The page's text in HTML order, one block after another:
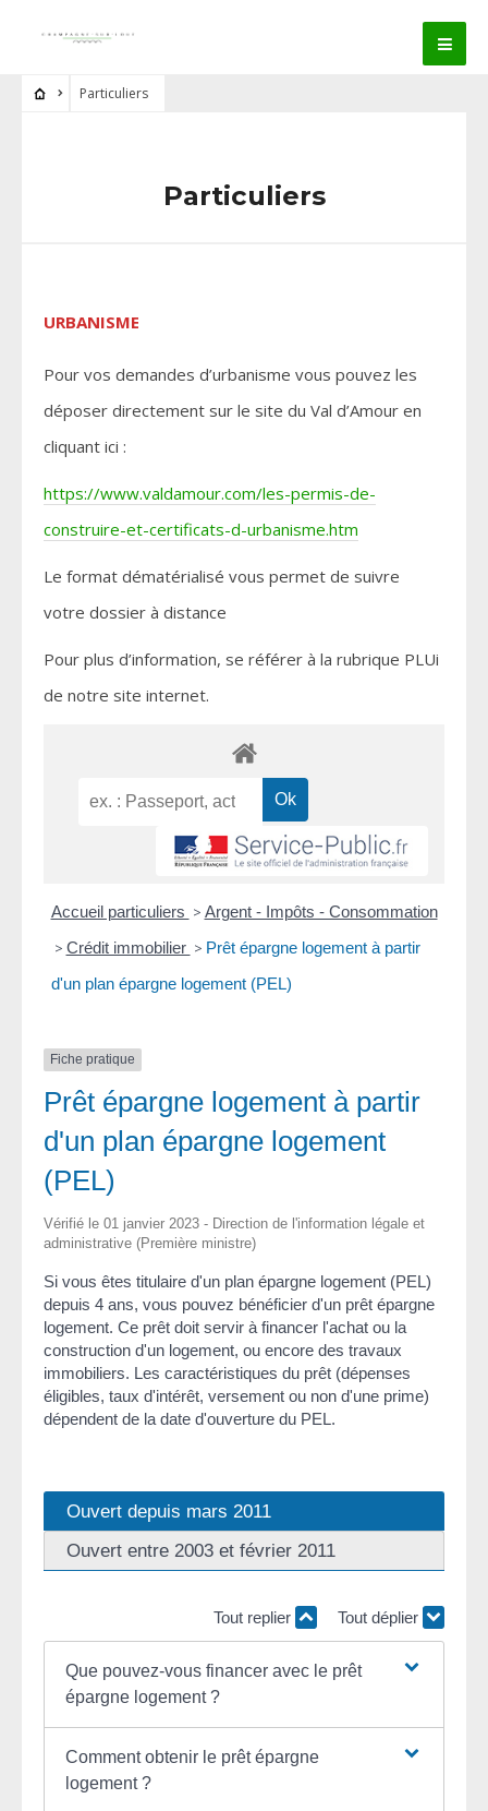
Particuliers
Particuliers
URBANISME
Pour vos demandes d’urbanisme vous pouvez les
déposer directement sur le site du Val d’Amour en
cliquant ici :
https://www.valdamour.com/les-permis-de-
construire-et-certificats-d-urbanisme.htm
Le format dématérialisé vous permet de suivre
votre dossier à distance
Pour plus d’information, se référer à la rubrique PLUi
de notre site internet.
Accueil particuliers > Argent - Impôts - Consommation
> Crédit immobilier > Prêt épargne logement à partir
d'un plan épargne logement (PEL)
Fiche pratique
Prêt épargne logement à partir
d'un plan épargne logement
(PEL)
Vérifié le 01 janvier 2023 - Direction de l'information légale et
administrative (Première ministre)
Si vous êtes titulaire d'un plan épargne logement (PEL)
depuis 4 ans, vous pouvez bénéficier d'un prêt épargne
logement. Ce prêt doit servir à financer l'achat ou la
construction d'un logement, ou encore des travaux
immobiliers. Les caractéristiques du prêt (dépenses
éligibles, taux d'intérêt, versement ou non d'une prime)
dépendent de la date d'ouverture du PEL.
Ouvert depuis mars 2011
Ouvert entre 2003 et février 2011
Tout replier Tout déplier
Que pouvez-vous financer avec le prêt
épargne logement ?
Comment obtenir le prêt épargne
logement ?